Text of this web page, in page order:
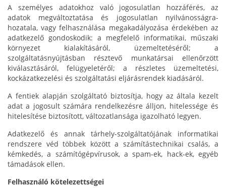
A személyes adatokhoz való jogosulatlan hozzáférés, az
adatok megváltoztatása és jogosulatlan nyilvánosságra-
hozatala, vagy felhasználása megakadályozása érdekében az
adatkezelő gondoskodik: a megfelelő informatikai, műszaki
környezet kialakításáról, üzemeltetéséről; a
szolgáltatásnyújtásban résztevő munkatársai ellenőrzött
kiválasztásáról, felügyeletéről; a részletes üzemeltetési,
kockázatkezelési és szolgáltatási eljárásrendek kiadásáról.
A fentiek alapján szolgáltató biztosítja, hogy az általa kezelt
adat a jogosult számára rendelkezésre álljon, hitelessége és
hitelesítése biztosított, változatlansága igazolható legyen.
Adatkezelő és annak tárhely-szolgáltatójának informatikai
rendszere véd többek között a számítástechnikai csalás, a
kémkedés, a számítógépvírusok, a spam-ek, hack-ek, egyéb
támadások ellen.
Felhasználó kötelezettségei